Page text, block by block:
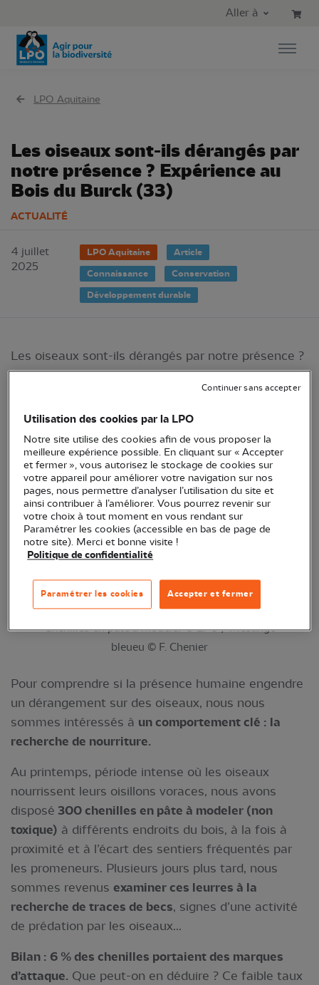
Aller au menu principal
Aller à
LPO Aquitaine
Les oiseaux sont-ils dérangés par
notre présence ? Expérience au
Bois du Burck (33)
ACTUALITÉ
4 juillet
2025
LPO Aquitaine
Article
Connaissance
Conservation
Développement durable
Les oiseaux sont-ils dérangés par notre présence ?
Pour le savoir, notre équipe a mené une expérience
principal : des chenilles artificielles en pâte à
modeler ! Une drôle de méthode, vous pensez ?
Découvrez toute son utilité...
Chenilles en pâte à modeler © LPO / Mésange
bleueu © F. Chenier
Pour comprendre si la présence humaine engendre
un dérangement sur des oiseaux, nous nous
sommes intéressés à un comportement clé : la
recherche de nourriture.
Au printemps, période intense où les oiseaux
nourrissent leurs oisillons voraces, nous avons
disposé 300 chenilles en pâte à modeler (non
toxique) à différents endroits du bois, à la fois à
proximité et à l’écart des sentiers fréquentés par
les promeneurs. Plusieurs jours plus tard, nous
sommes revenus examiner ces leurres à la
recherche de traces de becs, signes d’une activité
de prédation par les oiseaux...
Bilan : 6 % des chenilles portaient des marques
d’attaque. Que peut-on en déduire ? Ce faible taux
Utilisation des cookies par la LPO
Notre site utilise des cookies afin de vous proposer la
meilleure expérience possible. En cliquant sur « Accepter
et fermer », vous autorisez le stockage de cookies sur
votre appareil pour améliorer votre navigation sur nos
pages, nous permettre d’analyser l’utilisation du site et
ainsi contribuer à l’améliorer. Vous pourrez revenir sur
votre choix à tout moment en vous rendant sur
Paramétrer les cookies (accessible en bas de page de
notre site). Merci et bonne visite !
Politique de confidentialité
Accepter et fermer
Paramétrer les cookies
Continuer sans accepter